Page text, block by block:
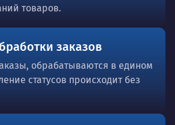
товаров.
заказов
обрабатываются в едином
статусов происходит без